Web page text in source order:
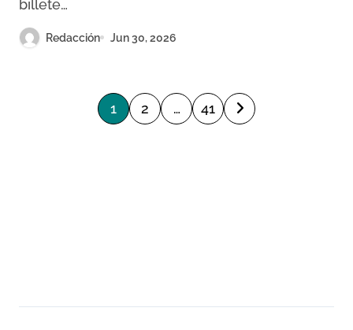
billete…
Redacción Jun 30, 2026
P
c
1 2 … 41